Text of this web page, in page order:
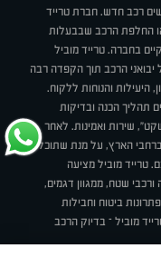
רכב חדש. חברת טרייד
או החלפת הרכב שבבעלות
בחברה. טרייד מוביל
הרכב תוך הקפדה רבה
היעילות והנוחות ללקוח.
תהליך הכנה ובדיקות
שירות ואמינות. לאחר
ברחבי הארץ, על מנת שתוכלו
מוביל מציעה
ורכבי שטח, ממגוון דגמים,
ביטוח וחבילות
מוביל – בדיוק הרכב